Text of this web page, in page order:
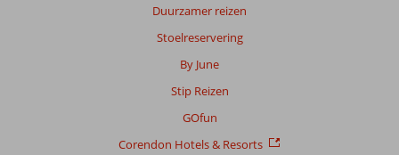
Duurzamer reizen
Stoelreservering
By June
Stip Reizen
GOfun
Corendon Hotels & Resorts